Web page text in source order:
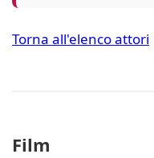
Torna all'elenco attori
Film